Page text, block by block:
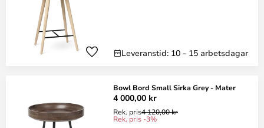
Leveranstid: 10 - 15 arbetsdagar
Bowl Bord Small Sirka Grey - Mater
4 000,00 kr
Rek. pris4 120,00 kr
Rek. pris -3%